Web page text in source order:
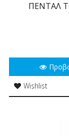
ΠΕΝΤΑΛ
Wishlist